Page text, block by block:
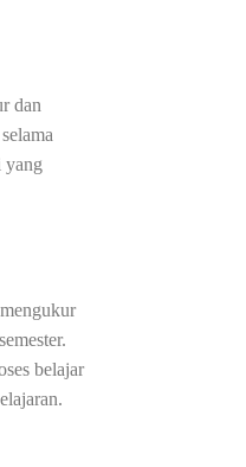
dan
yang
belajar